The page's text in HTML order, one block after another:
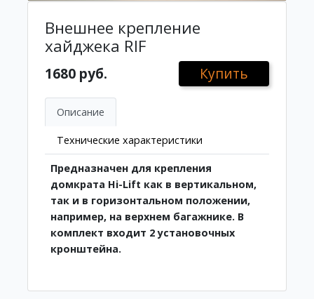
Внешнее крепление
хайджека RIF
1680 руб. Купить
Описание
Технические характеристики
Предназначен для крепления
домкрата Hi-Lift как в вертикальном,
так и в горизонтальном положении,
например, на верхнем багажнике. В
комплект входит 2 установочных
кронштейна.